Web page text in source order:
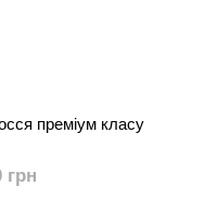
преміум класу
грн